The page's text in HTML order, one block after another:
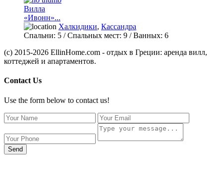
Вилла
«Ивонн»...
Халкидики, Кассандра
Спальни: 5 / Спальных мест: 9 /Ванных: 6
(c) 2015-2026 EllinHome.com - отдых в Греции: аренда вилл,
коттеджей и апартаментов.
Contact Us
Use the form below to contact us!
Send